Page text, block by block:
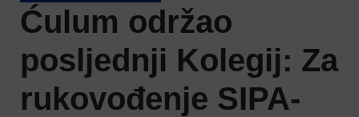
Ćulum održao
posljednji Kolegij: Za
rukovođenje SIPA-